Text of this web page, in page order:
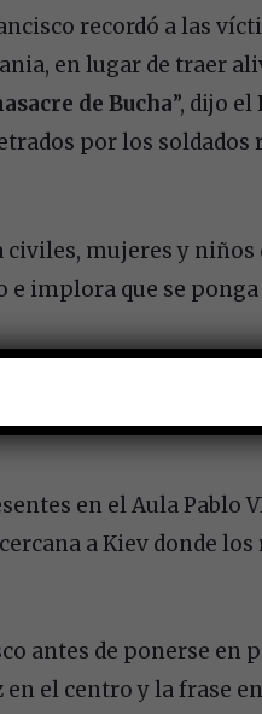
recordó a las
en lugar de traer
de Bucha”, dijo el
por los soldados
mujeres y niños
implora que se
y destrucción
en el Aula Pablo
a Kiev donde
antes de ponerse en
el centro y la frase